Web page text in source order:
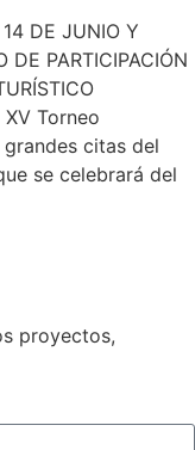
DE JUNIO Y
DE PARTICIPACIÓN
Torneo
grandes citas del
se celebrará del
proyectos,